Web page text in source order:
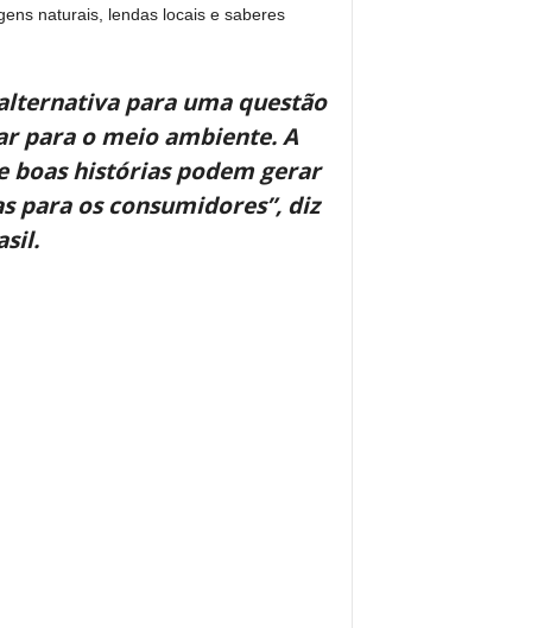
naturais, lendas locais e saberes
para uma questão
para o meio ambiente. A
boas histórias podem gerar
os consumidores”, diz